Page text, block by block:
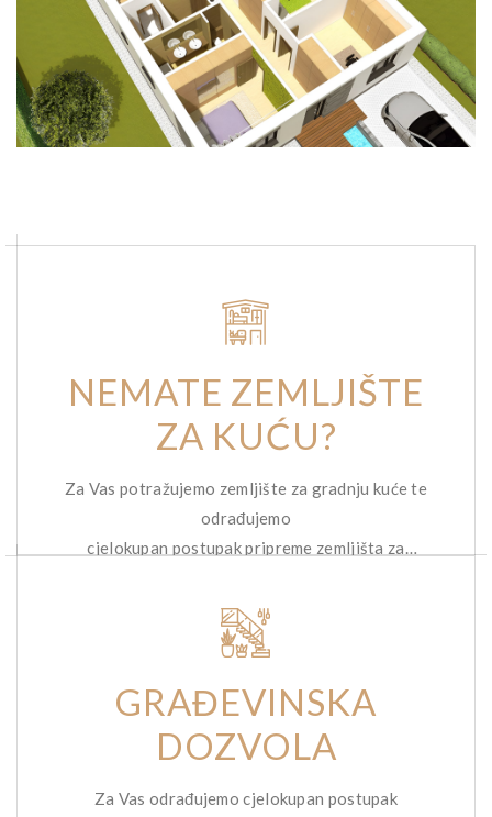
NEMATE ZEMLJIŠTE
ZA KUĆU?
Za Vas potražujemo zemljište za gradnju kuće te
odrađujemo
cjelokupan postupak pripreme zemljišta za
GRAĐEVINSKA
DOZVOLA
Za Vas odrađujemo cjelokupan postupak